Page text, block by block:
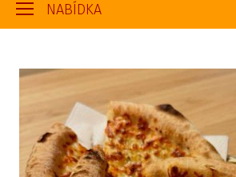
NABÍDKA